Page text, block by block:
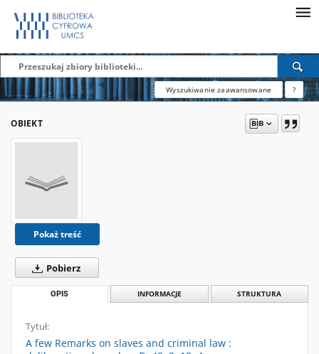
Wyszukiwanie zaawansowane ?
OBIEKT
Pokaż treść
Pobierz
OPIS INFORMACJE STRUKTURA
Tytuł:
A few Remarks on slaves and criminal law :